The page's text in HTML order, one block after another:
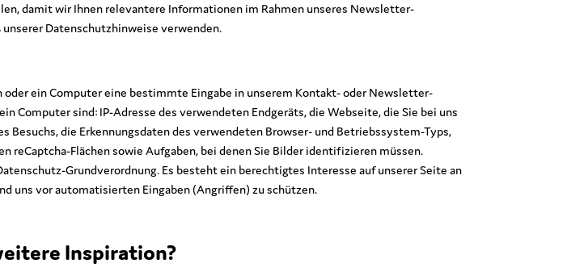
damit wir Ihnen relevantere Informationen im Rahmen unseres Newsletter-
Datenschutzhinweise verwenden.
ein Computer eine bestimmte Eingabe in unserem Kontakt- oder Newsletter-
Computer sind: IP-Adresse des verwendeten Endgeräts, die Webseite, die Sie bei uns
Besuchs, die Erkennungsdaten des verwendeten Browser- und Betriebssystem-Typs,
reCaptcha-Flächen sowie Aufgaben, bei denen Sie Bilder identifizieren müssen.
Grundverordnung. Es besteht ein berechtigtes Interesse auf unserer Seite an
uns vor automatisierten Eingaben (Angriffen) zu schützen.
Inspiration?